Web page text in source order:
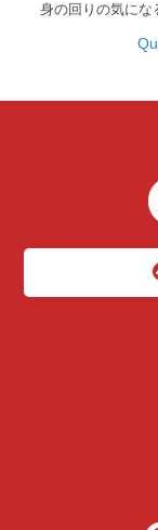
身の回りの気にな